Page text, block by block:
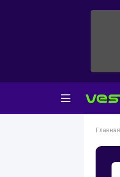
Главная